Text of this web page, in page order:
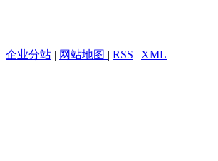
企业分站 | 网站地图 | RSS | XML